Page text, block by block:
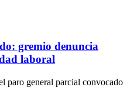
gremio denuncia
laboral
paro general parcial convocado